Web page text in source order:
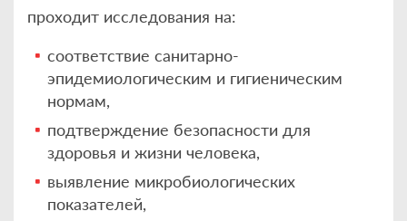
проходит исследования на:
соответствие санитарно-
эпидемиологическим и гигиеническим
нормам,
подтверждение безопасности для
здоровья и жизни человека,
выявление микробиологических
показателей,